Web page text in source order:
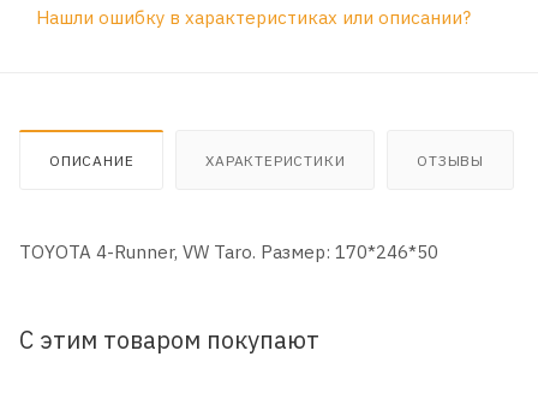
Нашли ошибку в характеристиках или описании?
ОПИСАНИЕ ХАРАКТЕРИСТИКИ ОТЗЫВЫ
TOYOTA 4-Runner, VW Taro. Размер: 170*246*50
С этим товаром покупают